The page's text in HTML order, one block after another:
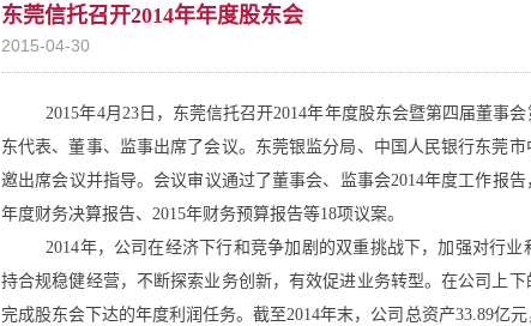
东莞信托召开2014年年度股东会
2015-04-30
2015年4月 23日，东莞信托召开2014年年度股东会暨第四届董事
东代表、董事、监事出席了会议。东莞银监分局、中国人民银行东莞
邀出席会议并指导。会议审议通过了董事会、监事会2014年度工作报告
年度财务决算报告、 2015年财务预算报告等18项议案。
2014年，公司在经济下行和竞争加剧的双重挑战下，加强对行
持合规稳健经营，不断探索业务创新，有效促进业务转型。在公司上
完成股东会下达的年度利润任务。截至2014年末，公司总资产33.89亿元